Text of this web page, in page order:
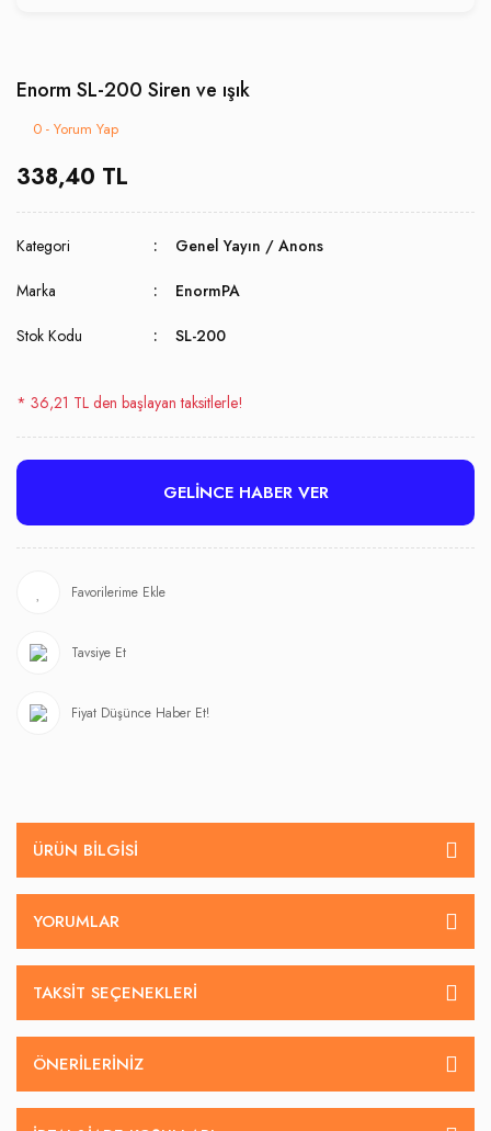
Enorm SL-200 Siren ve ışık
0 - Yorum Yap
338,40 TL
Kategori Genel Yayın / Anons
Marka EnormPA
Stok Kodu SL-200
* 36,21 TL den başlayan taksitlerle!
GELİNCE HABER VER
Tavsiye Et
Fiyat Düşünce Haber Et!
ÜRÜN BILGISI
YORUMLAR
TAKSIT SEÇENEKLERI
ÖNERILERINIZ